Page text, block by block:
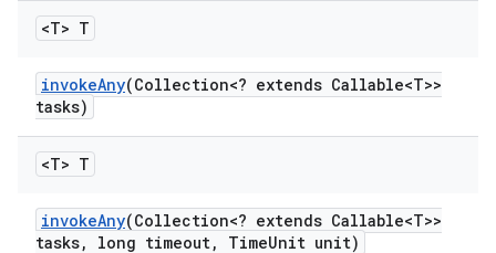
<T> T
invokeAny(Collection<? extends Callable<T>>
tasks)
<T> T
invokeAny(Collection<? extends Callable<T>>
tasks, long timeout, TimeUnit unit)